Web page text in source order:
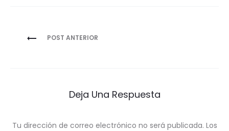
Navegación
POST ANTERIOR
Deja Una Respuesta
Tu dirección de correo electrónico no será publicada. Los